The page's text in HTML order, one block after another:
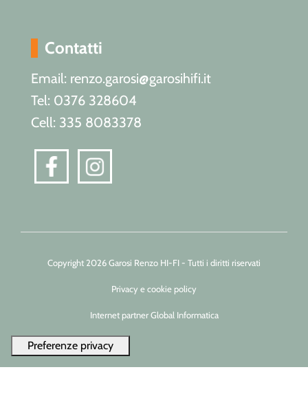
Contatti
Email: renzo.garosi@garosihifi.it
Tel: 0376 328604
Cell: 335 8083378
Copyright 2026 Garosi Renzo HI-FI - Tutti i diritti riservati
Privacy e cookie policy
Internet partner Global Informatica